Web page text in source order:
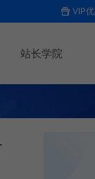
VIP
站长学院